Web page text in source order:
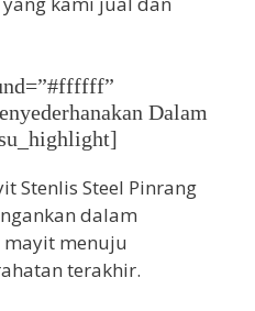
Dalam
Stenlis Steel Pinrang
dalam
menuju
terakhir.